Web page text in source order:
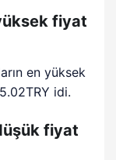
fiyat
en yüksek
idi.
fiyat